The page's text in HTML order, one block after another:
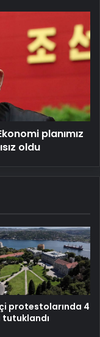
planımız
oldu
protestolarında 4
tutuklandı